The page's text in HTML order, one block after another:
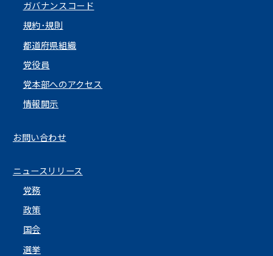
ガバナンスコード
規約･規則
都道府県組織
党役員
党本部へのアクセス
情報開示
お問い合わせ
ニュースリリース
党務
政策
国会
選挙